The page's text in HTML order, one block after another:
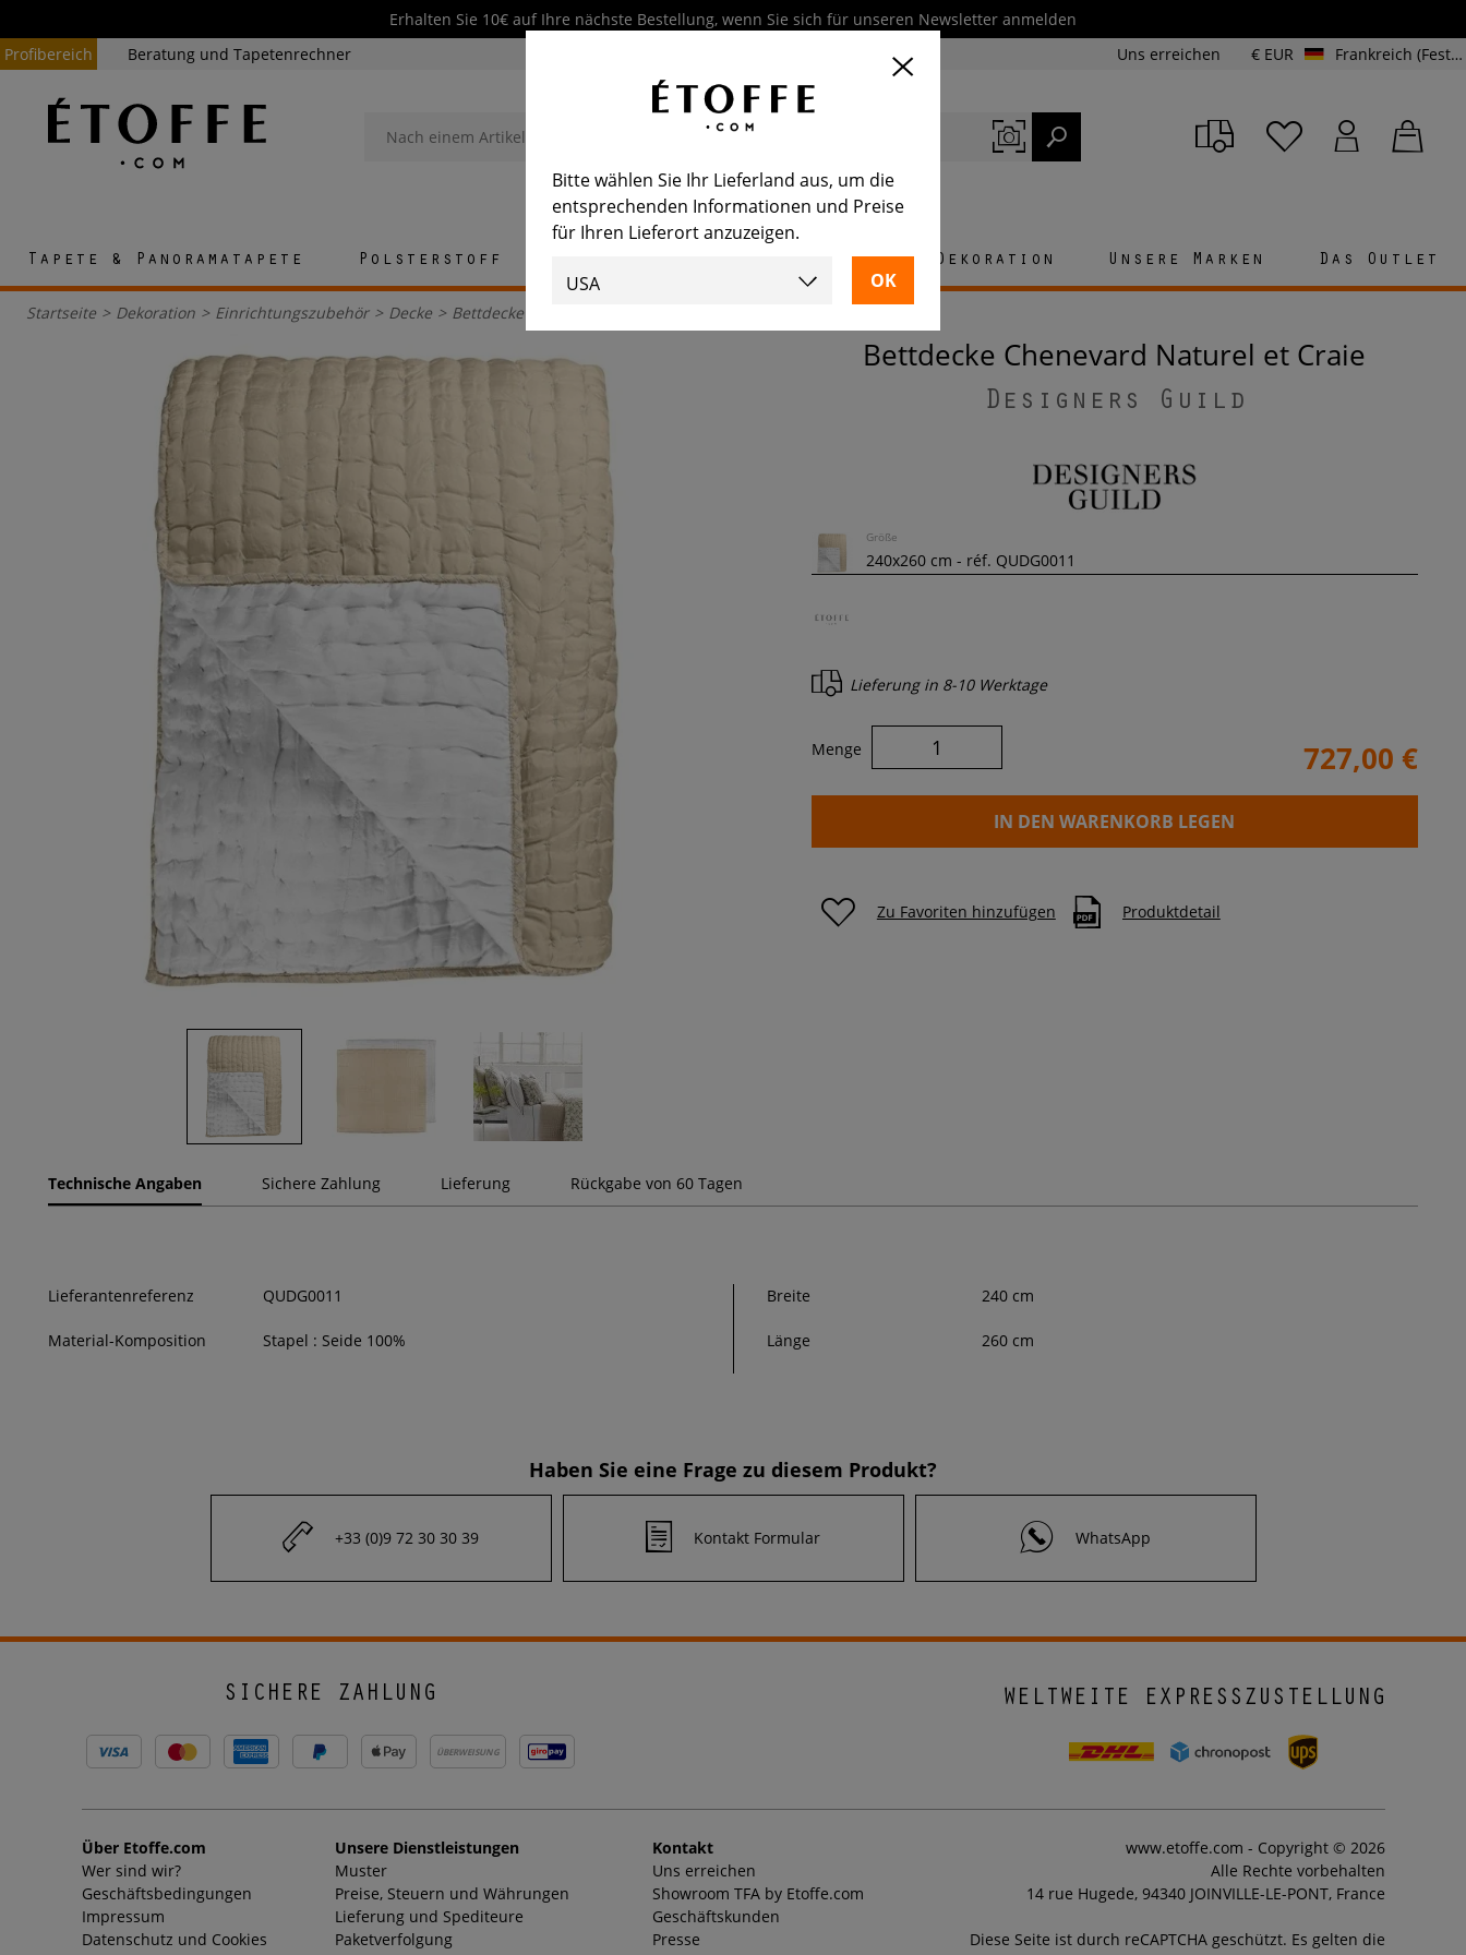
Erhalten Sie 10€ auf Ihre nächste Bestellung, wenn Sie sich für unseren Newsletter anmelden
Profibereich
Beratung und Tapetenrechner Uns erreichen € EUR Frankreich (Festland und Korsika)
Tapete & Panoramatapete Polsterstoff Möbel Dekoration Unsere Marken Das Outlet
Startseite > Dekoration > Einrichtungszubehör > Decke > Bettdecke Chenevard Naturel et Craie
Bettdecke Chenevard Naturel et Craie
Designers Guild
Größe
Lieferung in 8-10 Werktage
Menge 727,00 €
IN DEN WARENKORB LEGEN
Zu Favoriten hinzufügen Produktdetail
Technische Angaben Sichere Zahlung Lieferung Rückgabe von 60 Tagen
Lieferantenreferenz QUDG0011
Material-Komposition Stapel : Seide 100%
Breite 240 cm
Länge 260 cm
Haben Sie eine Frage zu diesem Produkt?
+33 (0)9 72 30 30 39 Kontakt Formular WhatsApp
SICHERE ZAHLUNG
ÜBERWEISUNG
WELTWEITE EXPRESSZUSTELLUNG
Über Etoffe.com
Wer sind wir?
Geschäftsbedingungen
Impressum
Datenschutz und Cookies
Unsere Dienstleistungen
Muster
Preise, Steuern und Währungen
Lieferung und Spediteure
Paketverfolgung
Kontakt
Uns erreichen
Showroom TFA by Etoffe.com
Geschäftskunden
Presse
www.etoffe.com - Copyright © 2026
Alle Rechte vorbehalten
14 rue Hugede, 94340 JOINVILLE-LE-PONT, France
Diese Seite ist durch reCAPTCHA geschützt. Es gelten die
Bitte wählen Sie Ihr Lieferland aus, um die
entsprechenden Informationen und Preise
für Ihren Lieferort anzuzeigen.